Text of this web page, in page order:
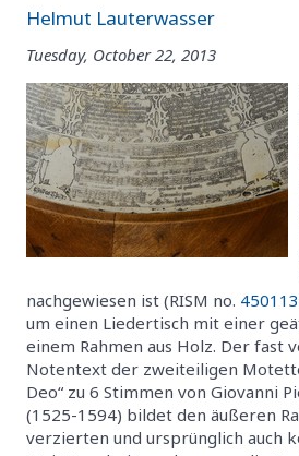
Helmut Lauterwasser
Tuesday, October 22, 2013
nachgewiesen ist (RISM no.
um einen Liedertisch mit einer
einem Rahmen aus Holz. Der fast
Notentext der zweiteiligen
Deo“ zu 6 Stimmen von Giovanni
(1525-1594) bildet den äußeren
verzierten und ursprünglich auch